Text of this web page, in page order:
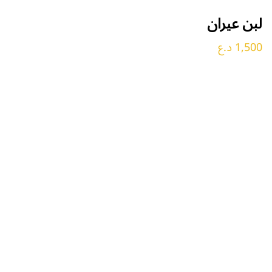
لبن عيران
1,500 د.ع